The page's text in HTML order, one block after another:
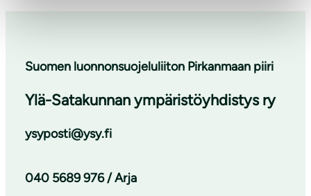
Suomen luonnonsuojeluliiton Pirkanmaan piiri
Ylä-Satakunnan ympäristöyhdistys ry
ysyposti@ysy.fi
040 5689 976 / Arja